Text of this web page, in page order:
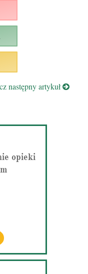
następny artykuł
opieki